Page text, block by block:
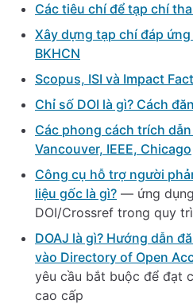
Các tiêu chí để tạp chí
Xây dựng tạp chí đáp
BKHCN
Scopus, ISI và Impact
Chỉ số DOI là gì? Cách
Các phong cách trích
Vancouver, IEEE, Chicago
Công cụ hỗ trợ người
liệu gốc là gì? — ứng
DOI/Crossref trong quy
DOAJ là gì? Hướng dẫn
vào Directory of Open
yêu cầu bắt buộc để đạt
cao cấp